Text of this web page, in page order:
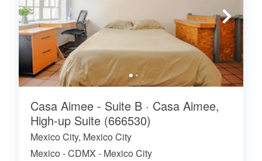
Casa Aimee - Suite B · Casa Aimee,
High-up Suite (666530)
Mexico City, Mexico City
Mexico - CDMX - Mexico City